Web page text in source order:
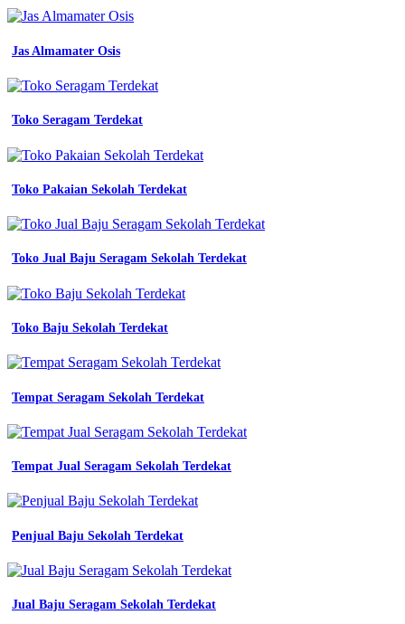
kerja
Bahan
Yang
Bagus
Untuk
Baju
Lapangan
Bahan
Yang
Untuk
Membuat
Kerja
kegunaan
semarang
produk
cv
rexajaya
bahan
yang
Bahan
kerja
adem
Jas Almamater Osis
Toko Seragam Terdekat
Toko Pakaian Sekolah Terdekat
Toko Jual Baju Seragam Sekolah Terdekat
Toko Baju Sekolah Terdekat
Tempat Seragam Sekolah Terdekat
Tempat Jual Seragam Sekolah Terdekat
Penjual Baju Sekolah Terdekat
Jual Baju Seragam Sekolah Terdekat